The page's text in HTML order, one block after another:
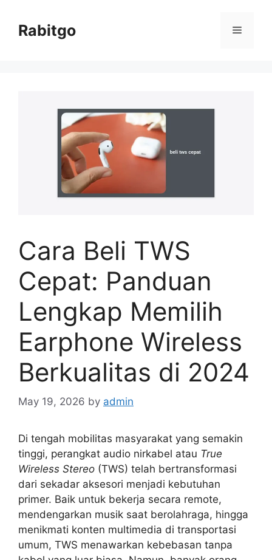
contentRabitgo Menu
Cara Beli TWS
Cepat: Panduan
Lengkap Memilih
Earphone Wireless
Berkualitas di 2024
May 19, 2026 by admin
Di tengah mobilitas masyarakat yang semakin
tinggi, perangkat audio nirkabel atau True
Wireless Stereo (TWS) telah bertransformasi
dari sekadar aksesori menjadi kebutuhan
primer. Baik untuk bekerja secara remote,
mendengarkan musik saat berolahraga, hingga
menikmati konten multimedia di transportasi
umum, TWS menawarkan kebebasan tanpa